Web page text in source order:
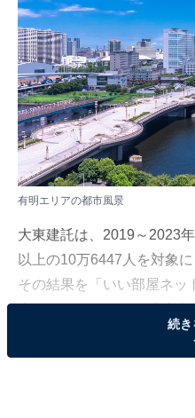
有明エリアの都市風景
大東建託は、2019～2023
以上の10万6447人を対象
その結果を「いい部屋ネッ
本記事では「街の幸福度（
ます。なお、2つ以上の近
続き